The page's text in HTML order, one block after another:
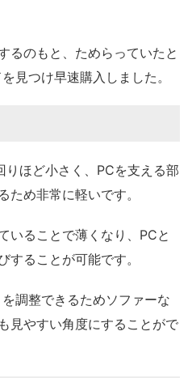
るのもと、ためらっていたと
見つけ早速購入しました。
ほど小さく、PCを支える部
ため非常に軽いです。
いることで薄くなり、PCと
することが可能です。
調整できるためソファーな
見やすい角度にすることがで